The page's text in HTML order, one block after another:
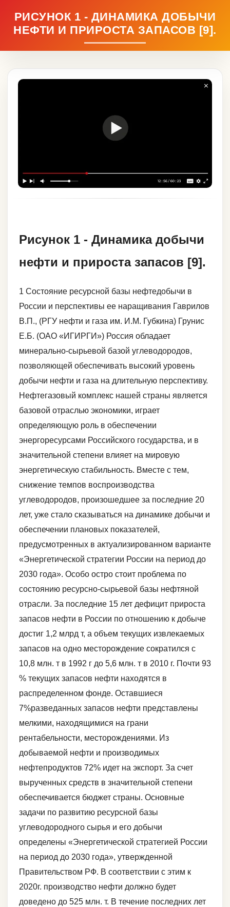
РИСУНОК 1 - ДИНАМИКА ДОБЫЧИ
НЕФТИ И ПРИРОСТА ЗАПАСОВ [9].
Рисунок 1 - Динамика добычи
нефти и прироста запасов [9].
1 Состояние ресурсной базы нефтедобычи в
России и перспективы ее наращивания Гаврилов
В.П., (РГУ нефти и газа им. И.М. Губкина) Грунис
Е.Б. (ОАО «ИГИРГИ») Россия обладает
минерально-сырьевой базой углеводородов,
позволяющей обеспечивать высокий уровень
добычи нефти и газа на длительную перспективу.
Нефтегазовый комплекс нашей страны является
базовой отраслью экономики, играет
определяющую роль в обеспечении
энергоресурсами Российского государства, и в
значительной степени влияет на мировую
энергетическую стабильность. Вместе с тем,
снижение темпов воспроизводства
углеводородов, произошедшее за последние 20
лет, уже стало сказываться на динамике добычи и
обеспечении плановых показателей,
предусмотренных в актуализированном варианте
«Энергетической стратегии России на период до
2030 года». Особо остро стоит проблема по
состоянию ресурсно-сырьевой базы нефтяной
отрасли. За последние 15 лет дефицит прироста
запасов нефти в России по отношению к добыче
достиг 1,2 млрд т, а объем текущих извлекаемых
запасов на одно месторождение сократился с
10,8 млн. т в 1992 г до 5,6 млн. т в 2010 г. Почти 93
% текущих запасов нефти находятся в
распределенном фонде. Оставшиеся
7%разведанных запасов нефти представлены
мелкими, находящимися на грани
рентабельности, месторождениями. Из
добываемой нефти и производимых
нефтепродуктов 72% идет на экспорт. За счет
вырученных средств в значительной степени
обеспечивается бюджет страны. Основные
задачи по развитию ресурсной базы
углеводородного сырья и его добычи
определены «Энергетической стратегией России
на период до 2030 года», утвержденной
Правительством РФ. В соответствии с этим к
2020г. производство нефти должно будет
доведено до 525 млн. т. В течение последних лет